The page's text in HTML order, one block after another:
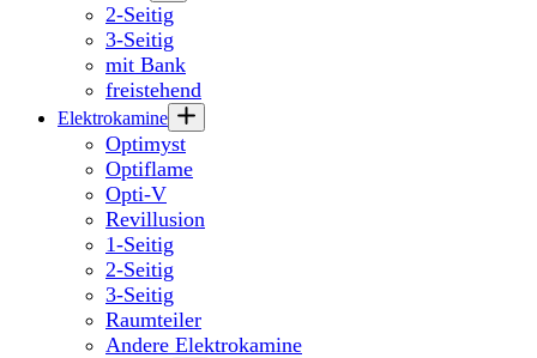
2-Seitig
3-Seitig
mit Bank
freistehend
Elektrokamine
Optimyst
Optiflame
Opti-V
Revillusion
1-Seitig
2-Seitig
3-Seitig
Raumteiler
Andere Elektrokamine